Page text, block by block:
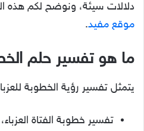
دلالات سيئة، ونوضح لكم هذه
موقع مفيد.
ما هو تفسير حلم
يتمثل تفسير رؤية الخطوبة
تفسير خطوبة الفتاة